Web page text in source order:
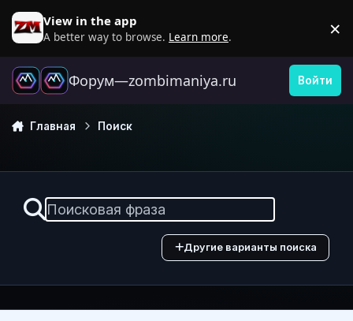
Перейти к содержанию
View in the app
A better way to browse. Learn more. ×
Форум—zombimaniya.ru Войти
Главная Поиск
Другие варианты поиска